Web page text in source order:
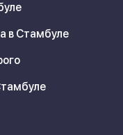
в Стамбуле